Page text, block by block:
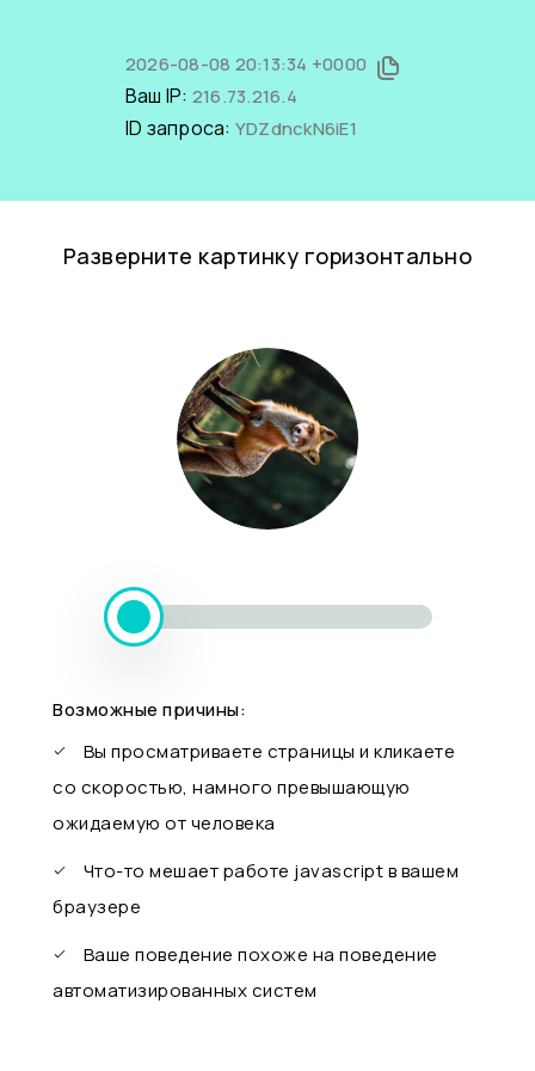
2026-08-08 20:13:34 +0000
Ваш IP: 216.73.216.4
ID запроса: YDZdnckN6iE1
Разверните картинку горизонтально
Возможные причины:
Вы просматриваете страницы и кликаете
со скоростью, намного превышающую
ожидаемую от человека
Что-то мешает работе javascript в вашем
браузере
Ваше поведение похоже на поведение
автоматизированных систем